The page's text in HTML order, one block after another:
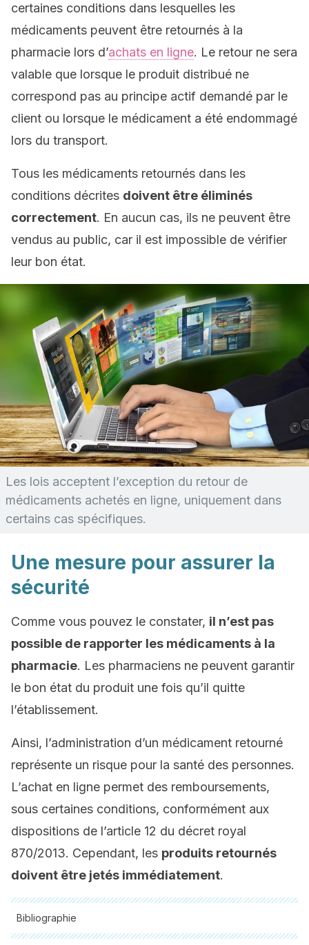
certaines conditions dans lesquelles les
médicaments peuvent être retournés à la
pharmacie lors d’achats en ligne. Le retour ne sera
valable que lorsque le produit distribué ne
correspond pas au principe actif demandé par le
client ou lorsque le médicament a été endommagé
lors du transport.
Tous les médicaments retournés dans les
conditions décrites doivent être éliminés
correctement. En aucun cas, ils ne peuvent être
vendus au public, car il est impossible de vérifier
leur bon état.
Les lois acceptent l’exception du retour de
médicaments achetés en ligne, uniquement dans
certains cas spécifiques.
Une mesure pour assurer la
sécurité
Comme vous pouvez le constater, il n’est pas
possible de rapporter les médicaments à la
pharmacie. Les pharmaciens ne peuvent garantir
le bon état du produit une fois qu’il quitte
l’établissement.
Ainsi, l’administration d’un médicament retourné
représente un risque pour la santé des personnes.
L’achat en ligne permet des remboursements,
sous certaines conditions, conformément aux
dispositions de l’article 12 du décret royal
870/2013. Cependant, les produits retournés
doivent être jetés immédiatement.
Bibliographie
Toutes les sources citées ont été examinées en profondeur